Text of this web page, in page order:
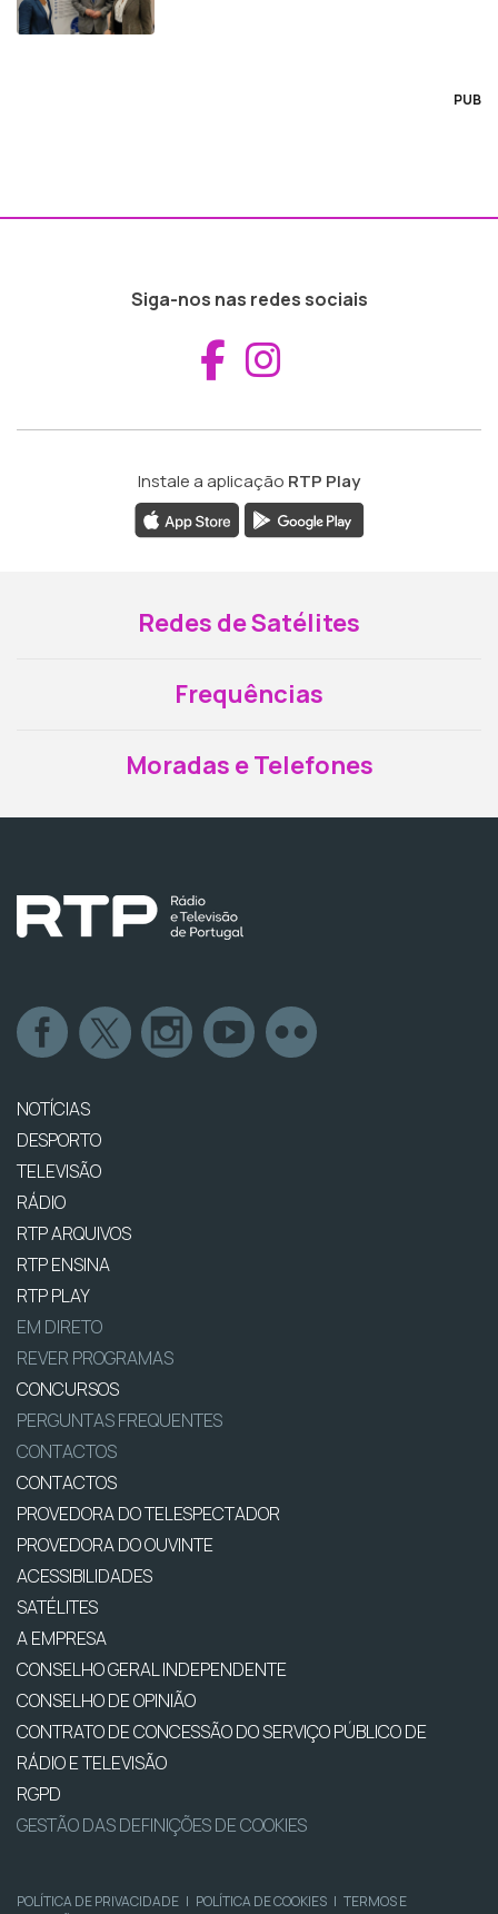
PUB
Siga-nos nas redes sociais
Aceder ao
Instale a aplicação RTP Play
Redes de Satélites
Frequências
Moradas e Telefones
NOTÍCIAS
DESPORTO
TELEVISÃO
RÁDIO
RTP ARQUIVOS
RTP ENSINA
RTP PLAY
EM DIRETO
REVER PROGRAMAS
CONCURSOS
PERGUNTAS FREQUENTES
CONTACTOS
CONTACTOS
PROVEDORA DO TELESPECTADOR
PROVEDORA DO OUVINTE
ACESSIBILIDADES
SATÉLITES
A EMPRESA
CONSELHO GERAL INDEPENDENTE
CONSELHO DE OPINIÃO
CONTRATO DE CONCESSÃO DO SERVIÇO PÚBLICO DE
RÁDIO E TELEVISÃO
RGPD
GESTÃO DAS DEFINIÇÕES DE COOKIES
POLÍTICA DE PRIVACIDADE | POLÍTICA DE COOKIES | TERMOS E